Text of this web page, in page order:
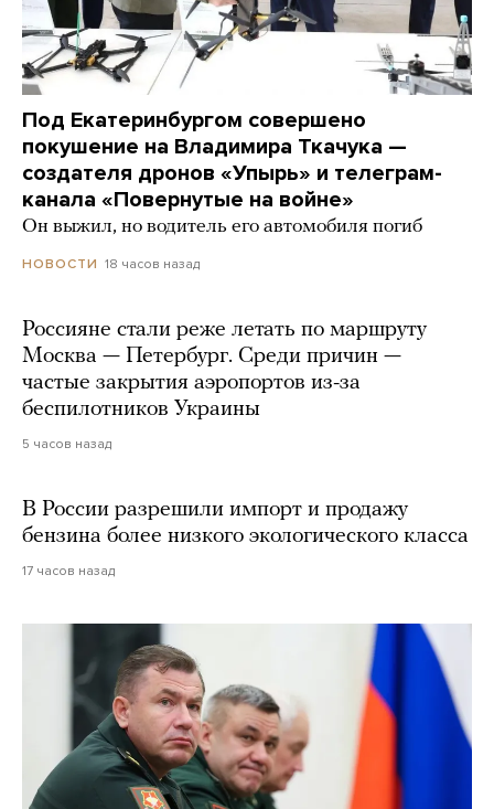
Под Екатеринбургом совершено
покушение на Владимира Ткачука —
создателя дронов «Упырь» и телеграм-
канала «Повернутые на войне»
Он выжил, но водитель его автомобиля погиб
НОВОСТИ 18 часов назад
Россияне стали реже летать по маршруту
Москва — Петербург. Среди причин —
частые закрытия аэропортов из-за
беспилотников Украины
5 часов назад
В России разрешили импорт и продажу
бензина более низкого экологического класса
17 часов назад